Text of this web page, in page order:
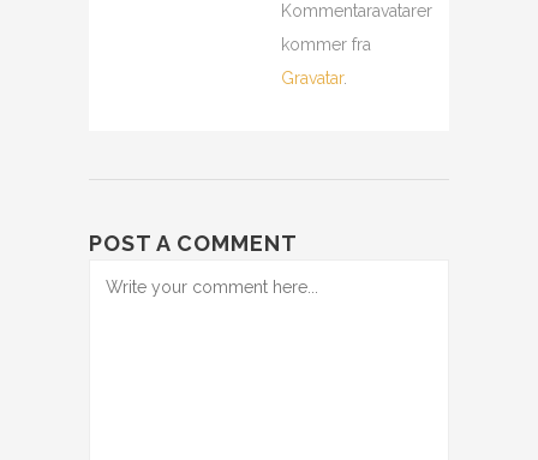
Kommentaravatarer
kommer fra
Gravatar.
POST A COMMENT